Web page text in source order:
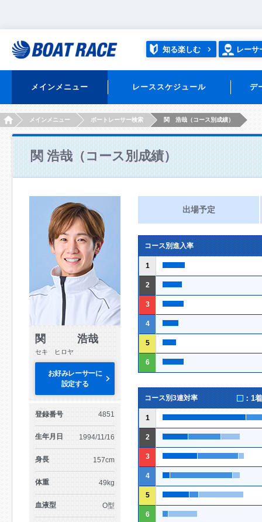
知る楽しむ レーサ
メインメニュー レーススケジュール デ
HOMEメインメニュー ボートレーサー検索 関 浩哉（コース別成績）
関 浩哉（コース別成績）
関 浩哉
セキ ヒロヤ
お好みレーサーに
設定する
登録番号 4851
生年月日 1994/11/16
身長 157cm
体重 49kg
血液型 O型
出場予定
コース別進入率
1
2
3
4
5
6
コース別3連対率 ：1
1
2
3
4
5
6